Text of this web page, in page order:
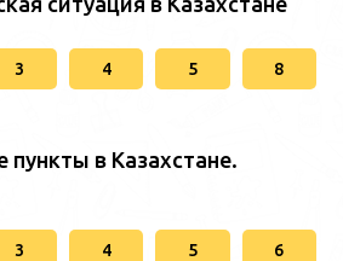
3 4 5 8
пункты в Казахстане.
3 4 5 6